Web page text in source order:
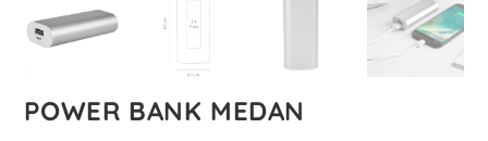
POWER BANK MEDAN